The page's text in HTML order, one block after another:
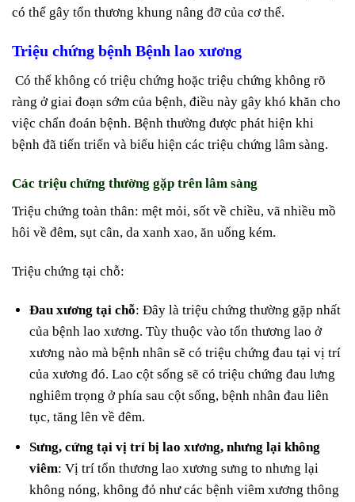
có thể gây tổn thương khung nâng đỡ của cơ thể.
Triệu chứng bệnh Bệnh lao xương
Có thể không có triệu chứng hoặc triệu chứng không rõ
ràng ở giai đoạn sớm của bệnh, điều này gây khó khăn cho
việc chẩn đoán bệnh. Bệnh thường được phát hiện khi
bệnh đã tiến triển và biểu hiện các triệu chứng lâm sàng.
Các triệu chứng thường gặp trên lâm sàng
Triệu chứng toàn thân: mệt mỏi, sốt về chiều, vã nhiều mồ
hôi về đêm, sụt cân, da xanh xao, ăn uống kém.
Triệu chứng tại chỗ:
Đau xương tại chỗ: Đây là triệu chứng thường gặp nhất
của bệnh lao xương. Tùy thuộc vào tổn thương lao ở
xương nào mà bệnh nhân sẽ có triệu chứng đau tại vị trí
của xương đó. Lao cột sống sẽ có triệu chứng đau lưng
nghiêm trọng ở phía sau cột sống, bệnh nhân đau liên
tục, tăng lên về đêm.
Sưng, cứng tại vị trí bị lao xương, nhưng lại không
viêm: Vị trí tổn thương lao xương sưng to nhưng lại
không nóng, không đỏ như các bệnh viêm xương thông